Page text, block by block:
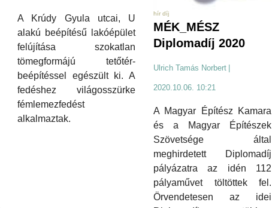
A Krúdy Gyula utcai, U
alakú beépítésű lakóépület
felújítása szokatlan
tömegformájú tetőtér-
beépítéssel egészült ki. A
fedéshez világosszürke
fémlemezfedést
alkalmaztak.
hír díj
MÉK_MÉSZ
Diplomadíj 2020
Ulrich Tamás Norbert |
2020.10.06. 10:21
A Magyar Építész Kamara
és a Magyar Építészek
Szövetsége által
meghirdetett Diplomadíj
pályázatra az idén 112
pályaművet töltöttek fel.
Örvendetesen az idei